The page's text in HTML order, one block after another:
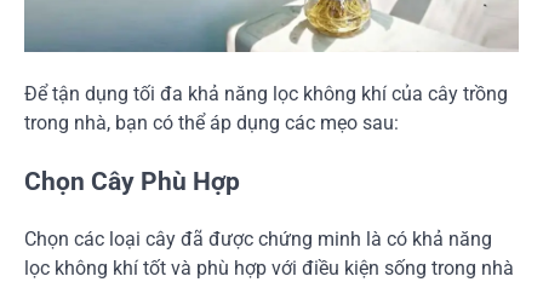
Để tận dụng tối đa khả năng lọc không khí của cây trồng
trong nhà, bạn có thể áp dụng các mẹo sau:
Chọn Cây Phù Hợp
Chọn các loại cây đã được chứng minh là có khả năng
lọc không khí tốt và phù hợp với điều kiện sống trong nhà